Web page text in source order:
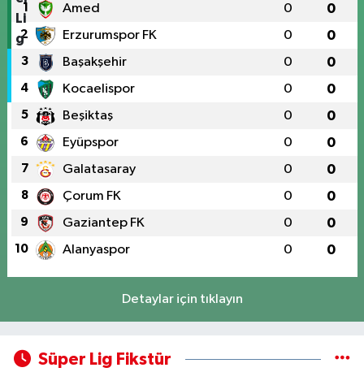
1 Amed 0 0
2 Erzurumspor FK 0 0
3 Başakşehir 0 0
4 Kocaelispor 0 0
5 Beşiktaş 0 0
6 Eyüpspor 0 0
7 Galatasaray 0 0
8 Çorum FK 0 0
9 Gaziantep FK 0 0
10 Alanyaspor 0 0
Detaylar için tıklayın
Süper Lig Fikstür